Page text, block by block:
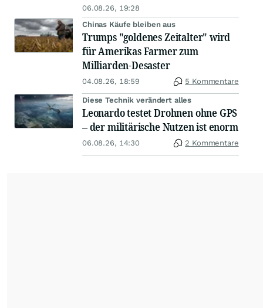
06.08.26, 19:28
Chinas Käufe bleiben aus
Trumps "goldenes Zeitalter" wird
für Amerikas Farmer zum
Milliarden-Desaster
04.08.26, 18:59 5 Kommentare
Diese Technik verändert alles
Leonardo testet Drohnen ohne GPS
– der militärische Nutzen ist enorm
06.08.26, 14:30 2 Kommentare